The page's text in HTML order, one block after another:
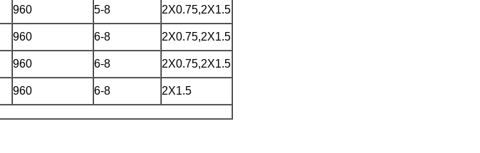
960 5-8
2X0.75,2X1.5
960 6-8
2X0.75,2X1.5
960 6-8
2X0.75,2X1.5
960 6-8
2X1.5